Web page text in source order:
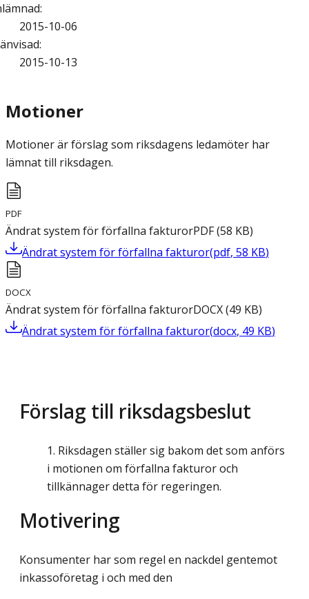
:
2015-10-06
:
2015-10-13
Motioner
Motioner är förslag som riksdagens ledamöter har
lämnat till riksdagen.
PDF
Ändrat system för förfallna fakturorPDF(58 KB)
Ändrat system för förfallna fakturor(pdf, 58 KB)
DOCX
Ändrat system för förfallna fakturorDOCX(49 KB)
Ändrat system för förfallna fakturor(docx, 49 KB)
Förslag till riksdagsbeslut
Riksdagen ställer sig bakom det som anförs
i motionen om förfallna fakturor och
tillkännager detta för regeringen.
Motivering
Konsumenter har som regel en nackdel gentemot
inkassoföretag i och med den